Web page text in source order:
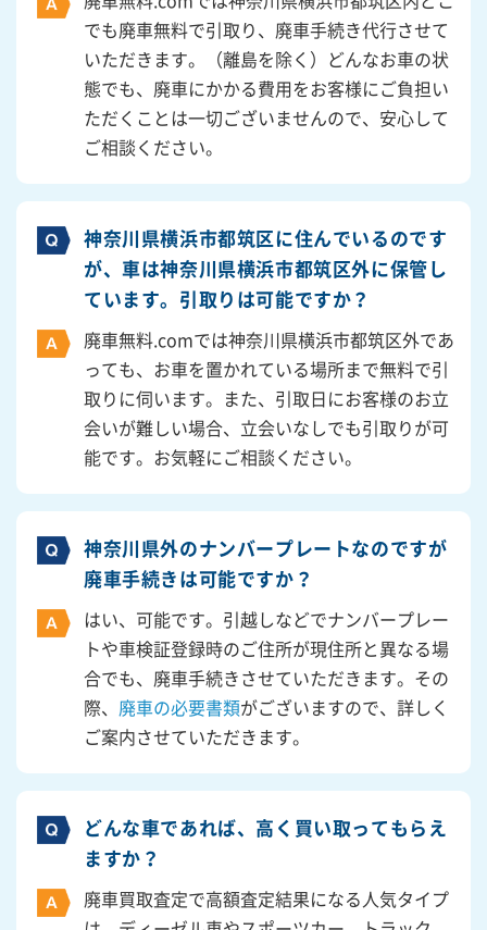
でも廃車無料で引取り、廃車手続き代行させて
いただきます。（離島を除く）どんなお車の状
態でも、廃車にかかる費用をお客様にご負担い
ただくことは一切ございませんので、安心して
ご相談ください。
神奈川県横浜市都筑区に住んでいるのです
が、車は神奈川県横浜市都筑区外に保管し
ています。引取りは可能ですか？
廃車無料.comでは神奈川県横浜市都筑区外であ
っても、お車を置かれている場所まで無料で引
取りに伺います。また、引取日にお客様のお立
会いが難しい場合、立会いなしでも引取りが可
能です。お気軽にご相談ください。
神奈川県外のナンバープレートなのですが
廃車手続きは可能ですか？
はい、可能です。引越しなどでナンバープレー
トや車検証登録時のご住所が現住所と異なる場
合でも、廃車手続きさせていただきます。その
際、 廃車の必要書類がございますので、詳しく
ご案内させていただきます。
どんな車であれば、高く買い取ってもらえ
ますか？
廃車買取査定で高額査定結果になる人気タイプ